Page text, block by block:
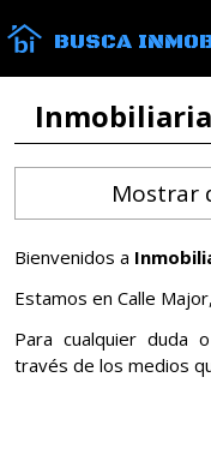
BUSCA
Mostrar
Bienvenidos a
Estamos en Calle
Para cualquier duda
través de los medios